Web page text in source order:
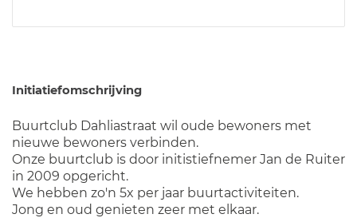
Initiatiefomschrijving
Buurtclub Dahliastraat wil oude bewoners met
nieuwe bewoners verbinden.
Onze buurtclub is door initistiefnemer Jan de Ruiter
in 2009 opgericht.
We hebben zo'n 5x per jaar buurtactiviteiten.
Jong en oud genieten zeer met elkaar.